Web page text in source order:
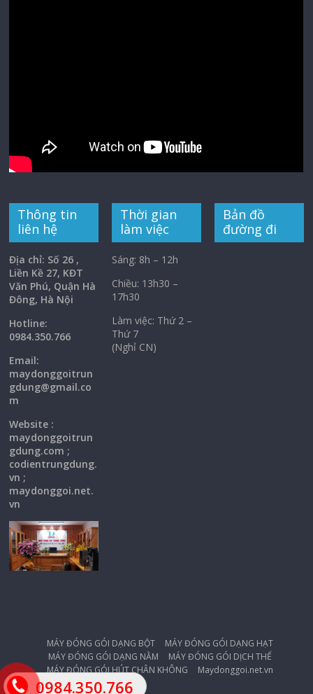
0984.350.766
Thông tin
liên hệ
Địa chỉ: Số 26 ,
Liền Kề 27, KĐT
Văn Phú, Quận Hà
Đông, Hà Nội
Hotline:
0984.350.766
Email:
maydonggoitrun
gdung@gmail.co
m
Website :
maydonggoitrun
gdung.com ;
codientrungdung.
vn ;
maydonggoi.net.
vn
Thời gian
làm việc
Sáng: 8h – 12h
Chiều: 13h30 –
17h30
Làm việc: Thứ 2 –
Thứ 7
(Nghỉ CN)
Bản đồ
đường đi
MÁY ĐÓNG GÓI DẠNG BỘT
MÁY ĐÓNG GÓI DẠNG HẠT
MÁY ĐÓNG GÓI DẠNG NẰM
MÁY ĐÓNG GÓI DỊCH THỂ
MÁY ĐÓNG GÓI HÚT CHÂN KHÔNG
Maydonggoi.net.vn